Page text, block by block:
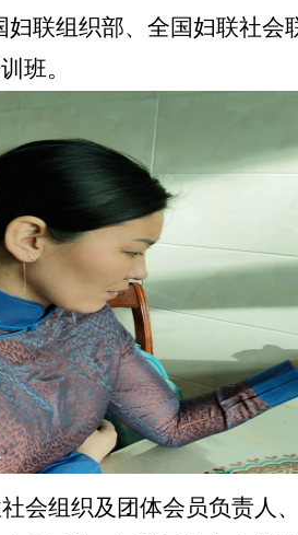
妇联组织部、全国妇联社
班。
会组织及团体会员负责人